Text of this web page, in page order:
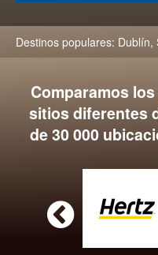
Destinos populares: Dublín,
Comparamos
sitios diferentes
de 30 000
